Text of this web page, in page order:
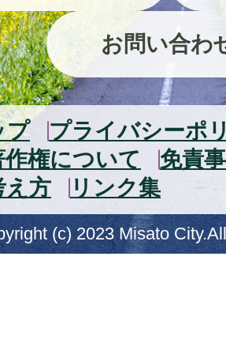
お問い合わ
プ
プライバシーポ
権について
免責
え方
リンク集
(c) 2023 Misato